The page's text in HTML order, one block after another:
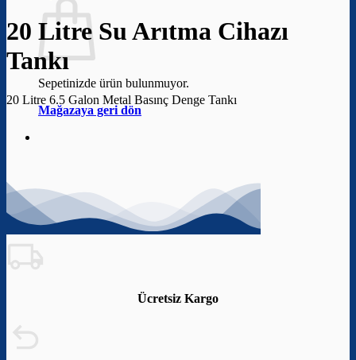
Sepetinizde ürün bulunmuyor.
Mağazaya geri dön
20 Litre Su Arıtma Cihazı
Tankı
20 Litre 6.5 Galon Metal Basınç Denge Tankı
Ücretsiz Kargo